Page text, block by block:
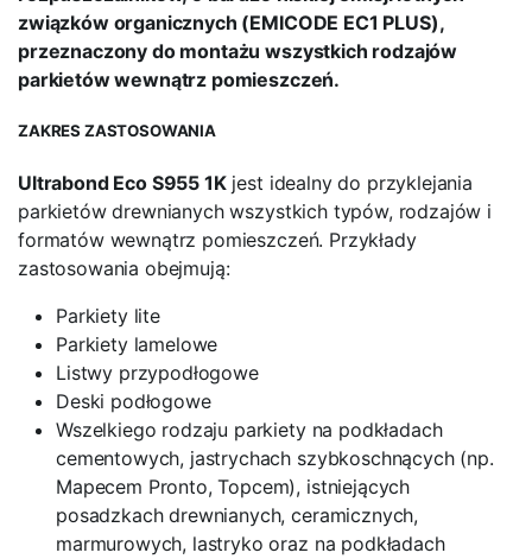
związków organicznych (EMICODE EC1 PLUS),
przeznaczony do montażu wszystkich rodzajów
parkietów wewnątrz pomieszczeń.
ZAKRES ZASTOSOWANIA
Ultrabond Eco S955 1Kjest idealny do przyklejania
parkietów drewnianych wszystkich typów, rodzajów i
formatów wewnątrz pomieszczeń. Przykłady
zastosowania obejmują:
Parkiety lite
Parkiety lamelowe
Listwy przypodłogowe
Deski podłogowe
Wszelkiego rodzaju parkiety na podkładach
cementowych, jastrychach szybkoschnących (np.
Mapecem Pronto, Topcem), istniejących
posadzkach drewnianych, ceramicznych,
marmurowych, lastryko oraz na podkładach